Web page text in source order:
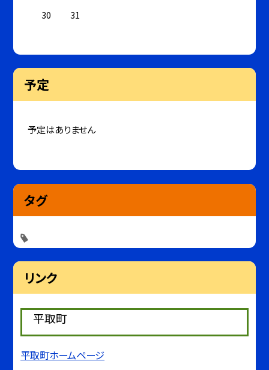
30
31
予定
予定はありません
タグ
リンク
平取町
平取町ホームページ